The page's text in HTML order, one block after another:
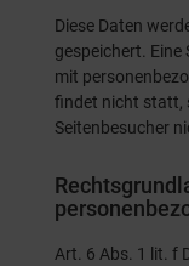
Diese Daten
gespeichert. Eine
mit
findet nicht statt,
Seitenbesucher
Art. 6 Abs. 1 lit. f